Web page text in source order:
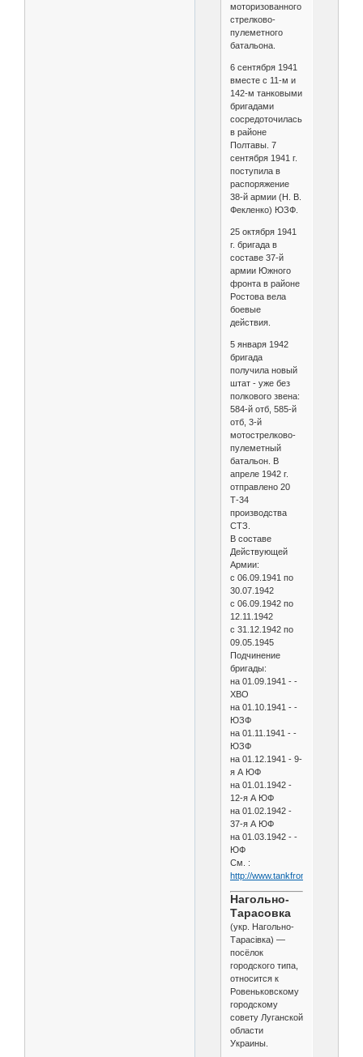
моторизованного
стрелково-
пулеметного
батальона.
6 сентября 1941
вместе с 11-м и
142-м танковыми
бригадами
сосредоточилась
в районе
Полтавы. 7
сентября 1941 г.
поступила в
распоряжение
38-й армии (Н. В.
Фекленко) ЮЗФ.
25 октября 1941
г. бригада в
составе 37-й
армии Южного
фронта в районе
Ростова вела
боевые
действия.
5 января 1942
бригада
получила новый
штат - уже без
полкового звена:
584-й отб, 585-й
отб, 3-й
мотострелково-
пулеметный
батальон. В
апреле 1942 г.
отправлено 20
Т-34
производства
СТЗ.
В составе
Действующей
Армии:
с 06.09.1941 по
30.07.1942
с 06.09.1942 по
12.11.1942
с 31.12.1942 по
09.05.1945
Подчинение
бригады:
на 01.09.1941 - -
ХВО
на 01.10.1941 - -
ЮЗФ
на 01.11.1941 - -
ЮЗФ
на 01.12.1941 - 9-
я А ЮФ
на 01.01.1942 -
12-я А ЮФ
на 01.02.1942 -
37-я А ЮФ
на 01.03.1942 - -
ЮФ
См. :
http://www.tankfront.ru/ussr/tbr/
Нагольно-
Тарасовка
(укр. Нагольно-
Тарасівка) —
посёлок
городского типа,
относится к
Ровеньковскому
городскому
совету Луганской
области
Украины.